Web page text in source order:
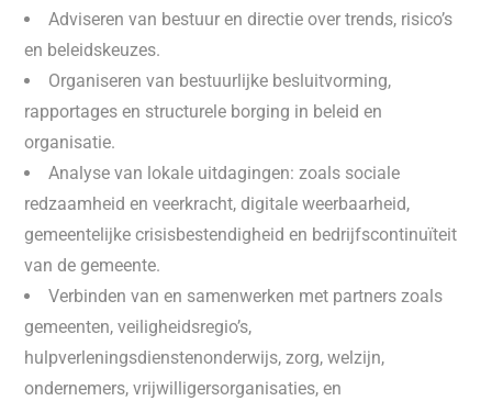
Adviseren van bestuur en directie over trends, risico’s
en beleidskeuzes.
Organiseren van bestuurlijke besluitvorming,
rapportages en structurele borging in beleid en
organisatie.
Analyse van lokale uitdagingen: zoals sociale
redzaamheid en veerkracht, digitale weerbaarheid,
gemeentelijke crisisbestendigheid en bedrijfscontinuïteit
van de gemeente.
Verbinden van en samenwerken met partners zoals
gemeenten, veiligheidsregio’s,
hulpverleningsdienstenonderwijs, zorg, welzijn,
ondernemers, vrijwilligersorganisaties, en